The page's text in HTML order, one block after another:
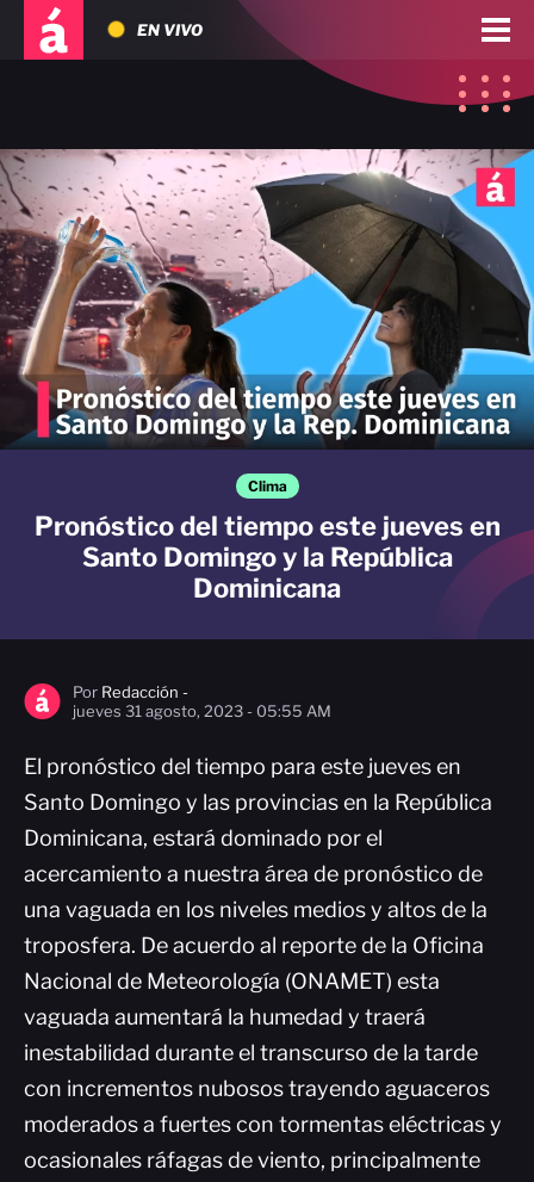
EN VIVO
Clima
Pronóstico del tiempo este jueves en
Santo Domingo y la República
Dominicana
Por Redacción -
jueves 31 agosto, 2023 - 05:55 AM
El pronóstico del tiempo para este jueves en
Santo Domingo y las provincias en la República
Dominicana, estará dominado por el
acercamiento a nuestra área de pronóstico de
una vaguada en los niveles medios y altos de la
troposfera. De acuerdo al reporte de la Oficina
Nacional de Meteorología (ONAMET) esta
vaguada aumentará la humedad y traerá
inestabilidad durante el transcurso de la tarde
con incrementos nubosos trayendo aguaceros
moderados a fuertes con tormentas eléctricas y
ocasionales ráfagas de viento, principalmente